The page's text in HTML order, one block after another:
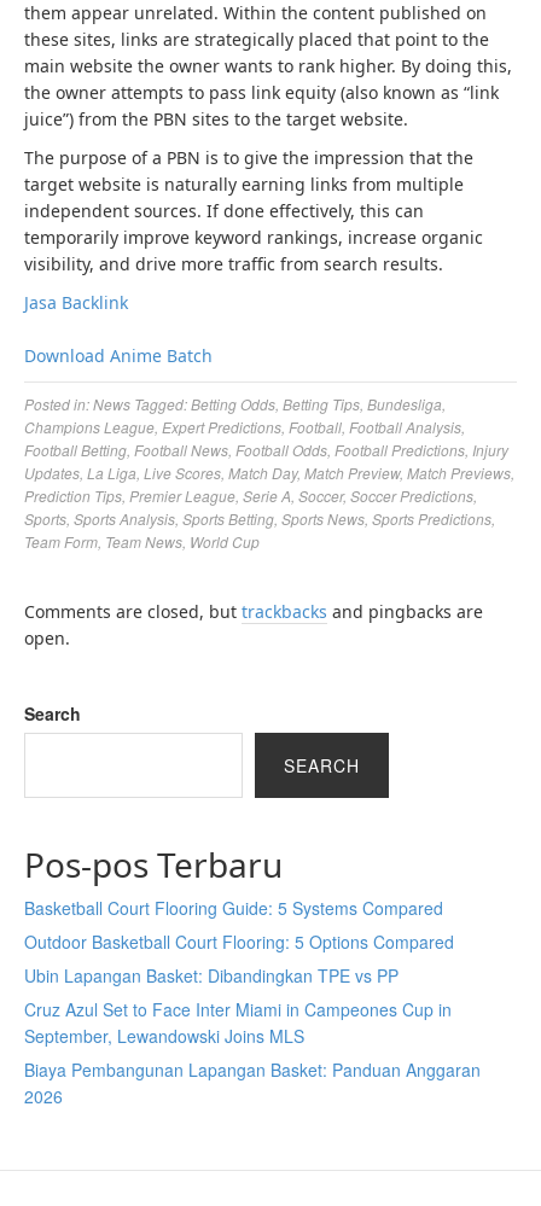
them appear unrelated. Within the content published on
these sites, links are strategically placed that point to the
main website the owner wants to rank higher. By doing this,
the owner attempts to pass link equity (also known as “link
juice”) from the PBN sites to the target website.
The purpose of a PBN is to give the impression that the
target website is naturally earning links from multiple
independent sources. If done effectively, this can
temporarily improve keyword rankings, increase organic
visibility, and drive more traffic from search results.
Jasa Backlink
Download Anime Batch
Posted in:News Tagged:Betting Odds Betting Tips Bundesliga
Champions League Expert Predictions Football Football Analysis
Football Betting Football News Football Odds Football Predictions Injury
Updates La Liga Live Scores Match Day, Match Preview, Match Previews
Prediction Tips Premier League Serie A Soccer, Soccer Predictions
Sports Sports Analysis Sports Betting Sports News Sports Predictions
Team Form Team News World Cup
Comments are closed, but trackbacks and pingbacks are
open.
Search
SEARCH
Pos-pos Terbaru
Basketball Court Flooring Guide: 5 Systems Compared
Outdoor Basketball Court Flooring: 5 Options Compared
Ubin Lapangan Basket: Dibandingkan TPE vs PP
Cruz Azul Set to Face Inter Miami in Campeones Cup in
September, Lewandowski Joins MLS
Biaya Pembangunan Lapangan Basket: Panduan Anggaran
2026